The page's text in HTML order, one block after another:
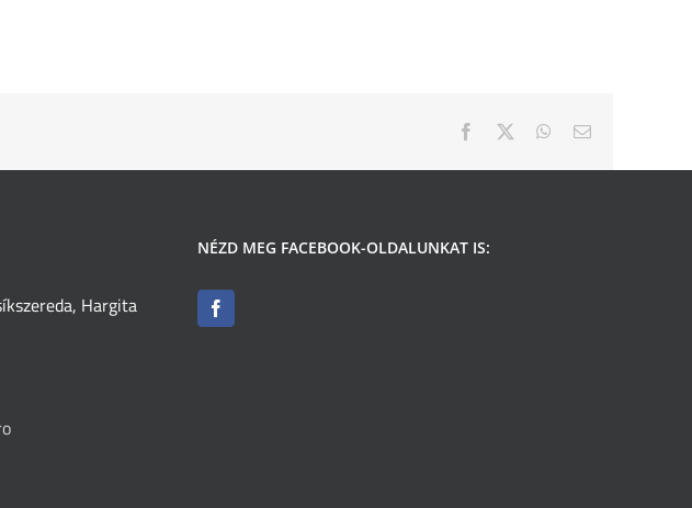
Facebook WhatsApp
Email:
Hargita
NÉZD MEG FACEBOOK-OLDALUNKAT IS: